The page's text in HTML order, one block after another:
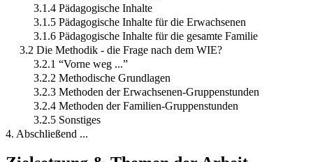
3.1.4 Pädagogische Inhalte
3.1.5 Pädagogische Inhalte für die Erwachsenen
3.1.6 Pädagogische Inhalte für die gesamte Familie
3.2 Die Methodik - die Frage nach dem WIE?
3.2.1 “Vorne weg ...”
3.2.2 Methodische Grundlagen
3.2.3 Methoden der Erwachsenen-Gruppenstunden
3.2.4 Methoden der Familien-Gruppenstunden
3.2.5 Sonstiges
4. Abschließend ...